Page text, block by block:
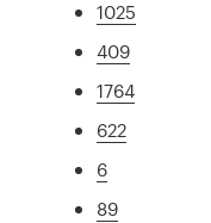
1025
409
1764
622
6
89